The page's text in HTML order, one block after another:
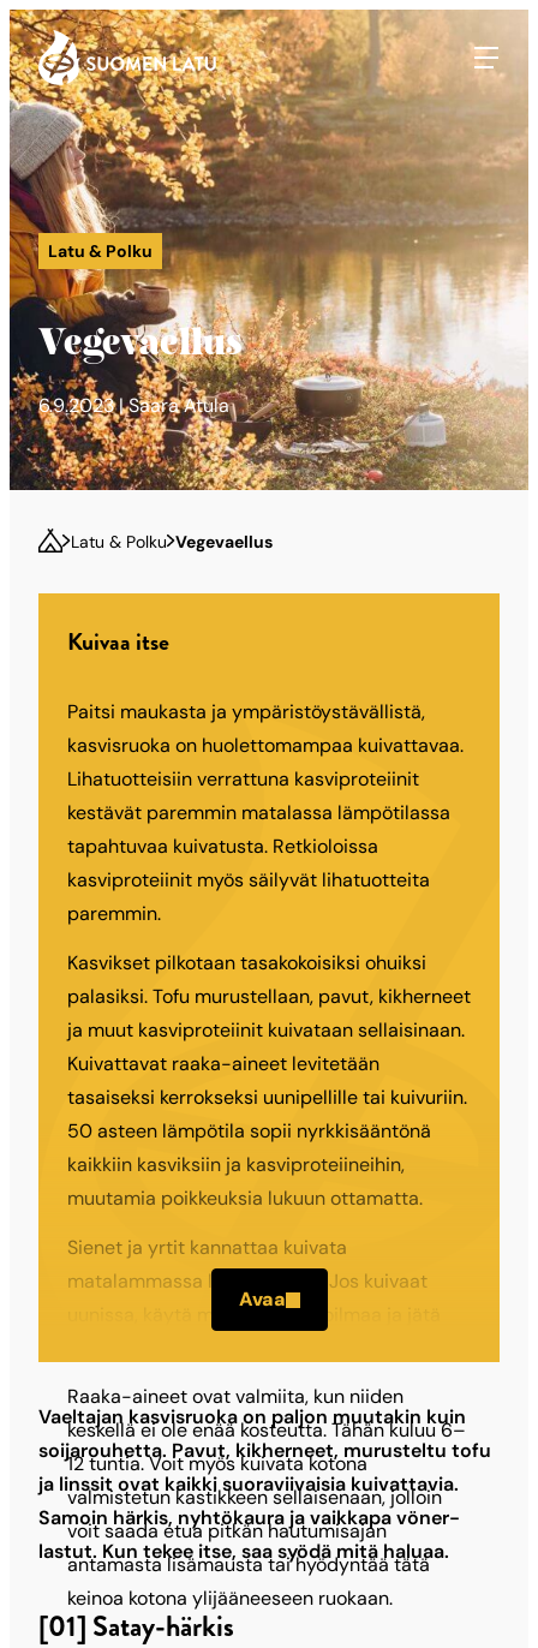
Siirry
suoraan
sisältöön
Suomen Latu
Latu & Polku
Vegevaellus
6.9.2023 | Saara Atula
Latu & Polku Vegevaellus
Avaa
Kuivaa itse
Paitsi maukasta ja ympäristöystävällistä,
kasvisruoka on huolettomampaa kuivattavaa.
Lihatuotteisiin verrattuna kasviproteiinit
kestävät paremmin matalassa lämpötilassa
tapahtuvaa kuivatusta. Retkioloissa
kasviproteiinit myös säilyvät lihatuotteita
paremmin.
Kasvikset pilkotaan tasakokoisiksi ohuiksi
palasiksi. Tofu murustellaan, pavut, kikherneet
ja muut kasviproteiinit kuivataan sellaisinaan.
Kuivattavat raaka-aineet levitetään
tasaiseksi kerrokseksi uunipellille tai kuivuriin.
50 asteen lämpötila sopii nyrkkisääntönä
kaikkiin kasviksiin ja kasviproteiineihin,
muutamia poikkeuksia lukuun ottamatta.
Sienet ja yrtit kannattaa kuivata
matalammassa lämpötilassa. Jos kuivaat
uunissa, käytä mieluiten kiertoilmaa ja jätä
Raaka-aineet ovat valmiita, kun niiden
keskellä ei ole enää kosteutta. Tähän kuluu 6–
12 tuntia. Voit myös kuivata kotona
valmistetun kastikkeen sellaisenaan, jolloin
voit saada etua pitkän hautumisajan
antamasta lisämausta tai hyödyntää tätä
keinoa kotona ylijääneeseen ruokaan.
Vaeltajan kasvisruoka on paljon muutakin kuin
soijarouhetta. Pavut, kikherneet, murusteltu tofu
ja linssit ovat kaikki suoraviivaisia kuivattavia.
Samoin härkis, nyhtökaura ja vaikkapa vöner-
lastut. Kun tekee itse, saa syödä mitä haluaa.
[01] Satay-härkis